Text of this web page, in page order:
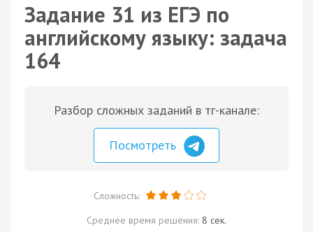
Задание 31 из ЕГЭ по
английскому языку: задача
164
Разбор сложных заданий в тг-канале:
Посмотреть
Сложность:
Среднее время решения: 8 сек.